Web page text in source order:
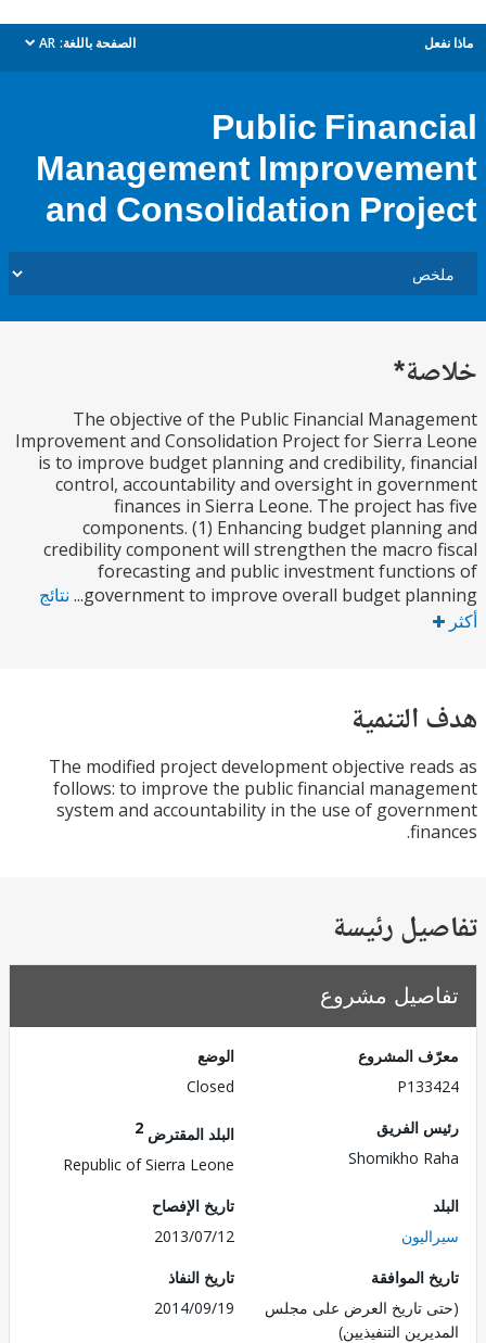
الصفحة باللغة: AR
dropdown
Public
Management
and Consolidation
The objective of the Public Financial
Improvement and Consolidation Project for Sierra
is to improve budget planning and credibility,
control, accountability and oversight in
finances in Sierra Leone. The project
components. (1) Enhancing budget
credibility component will strengthen the
forecasting and public investment
government to improve overall budget نتائج
The modified project development objective
follows: to improve the public financial
system and accountability in the use of
رئيسة
مشروع
المشروع
الفريق
Shomikho
البلد المقترض
Republic of Sierra Leone
تاريخ الإفصاح
2013/07/12
الموافقة
تاريخ العرض على مجلس
التنفيذيين)
تاريخ النفاذ
2014/09/19